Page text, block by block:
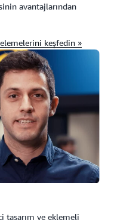
avantajlarından
keşfedin »
tasarım ve eklemeli